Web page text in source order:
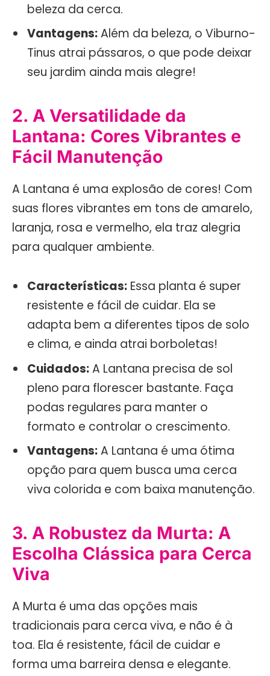
beleza da cerca.
Vantagens:Além da beleza, o Viburno-
Tinus atrai pássaros, o que pode deixar
seu jardim ainda mais alegre!
2. A Versatilidade da
Lantana: Cores Vibrantes e
Fácil Manutenção
A Lantana é uma explosão de cores! Com
suas flores vibrantes em tons de amarelo,
laranja, rosa e vermelho, ela traz alegria
para qualquer ambiente.
Características: Essa planta é super
resistente e fácil de cuidar. Ela se
adapta bem a diferentes tipos de solo
e clima, e ainda atrai borboletas!
Cuidados:A Lantana precisa de sol
pleno para florescer bastante. Faça
podas regulares para manter o
formato e controlar o crescimento.
Vantagens:A Lantana é uma ótima
opção para quem busca uma cerca
viva colorida e com baixa manutenção.
3. A Robustez da Murta: A
Escolha Clássica para Cerca
Viva
A Murta é uma das opções mais
tradicionais para cerca viva, e não é à
toa. Ela é resistente, fácil de cuidar e
forma uma barreira densa e elegante.